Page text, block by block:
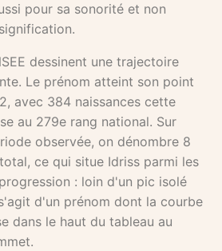
pour sa sonorité et non
dessinent une trajectoire
Le prénom atteint son point
avec 384 naissances cette
au 279e rang national. Sur
observée, on dénombre 8
ce qui situe Idriss parmi les
: loin d'un pic isolé
d'un prénom dont la courbe
dans le haut du tableau au